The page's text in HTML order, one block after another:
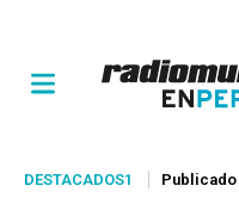
DESTACADOS1 Publicado